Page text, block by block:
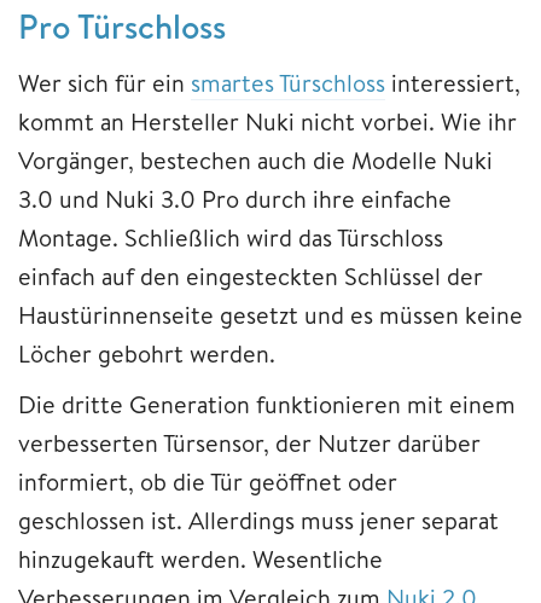
Pro Türschloss
Wer sich für ein smartes Türschloss interessiert,
kommt an Hersteller Nuki nicht vorbei. Wie ihr
Vorgänger, bestechen auch die Modelle Nuki
3.0 und Nuki 3.0 Pro durch ihre einfache
Montage. Schließlich wird das Türschloss
einfach auf den eingesteckten Schlüssel der
Haustürinnenseite gesetzt und es müssen keine
Löcher gebohrt werden.
Die dritte Generation funktionieren mit einem
verbesserten Türsensor, der Nutzer darüber
informiert, ob die Tür geöffnet oder
geschlossen ist. Allerdings muss jener separat
hinzugekauft werden. Wesentliche